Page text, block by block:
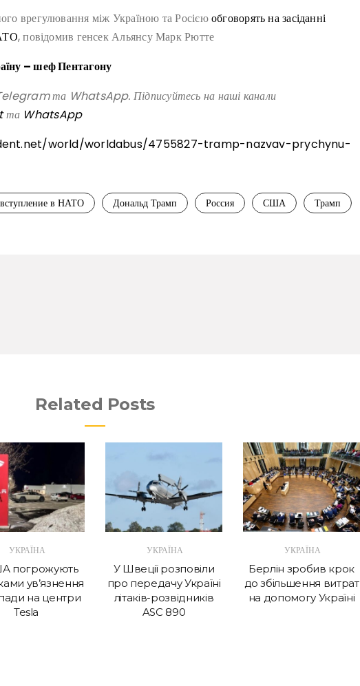
врегулювання між Україною та Росієюобговорять на засіданні
, повідомив генсек Альянсу Марк Рютте
– шеф Пентагону
та WhatsApp. Підписуйтесь на наші канали
та WhatsApp
world/worldabus/4755827-tramp-nazvav-prychynu-
вступление в НАТО Дональд Трамп Россия США Трамп
Related Posts
УКРАЇНА
погрожують
ув’язнення
на центри
Tesla
УКРАЇНА
У Швеції розповіли
про передачу Україні
літаків-розвідників
ASC 890
УКРАЇНА
Берлін зробив крок
до збільшення витрат
на допомогу Україні